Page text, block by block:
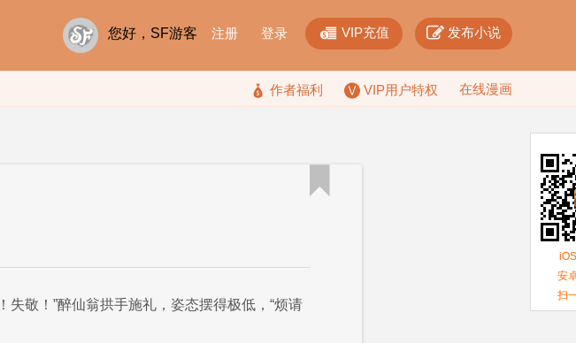
您好，SF游客 注册 登录  VIP充值  发布小说
 作者福利 VIP用户特权 在线漫画
敬！”醉仙翁拱手施礼，姿态摆得极低，“烦请

安
扫